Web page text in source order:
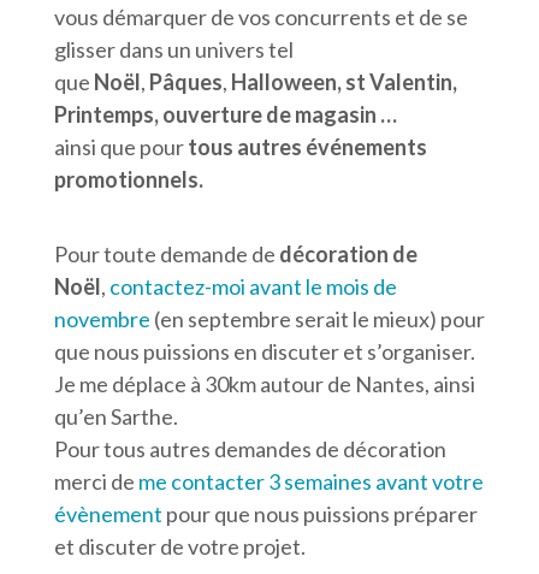
vous démarquer de vos concurrents et de se
glisser dans un univers tel
que Noël, Pâques, Halloween, st Valentin,
Printemps, ouverture de magasin …
ainsi que pourtous autres événements
promotionnels.
Pour toute demande de décoration de
Noël, contactez-moi avant le mois de
novembre (en septembre serait le mieux) pour
que nous puissions en discuter et s’organiser.
Je me déplace à 30km autour de Nantes, ainsi
qu’en Sarthe.
Pour tous autres demandes de décoration
merci de me contacter 3 semaines avant votre
évènement pour que nous puissions préparer
et discuter de votre projet.